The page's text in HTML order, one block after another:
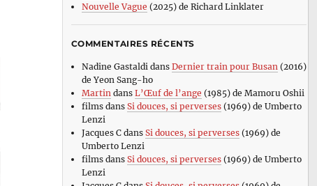
Nouvelle Vague (2025) de Richard Linklater
COMMENTAIRES RÉCENTS
Nadine Gastaldi dans Dernier train pour Busan (2016)
de Yeon Sang-ho
Martin dans L’Œuf de l’ange (1985) de Mamoru Oshii
filmsdans Si douces, si perverses(1969) de Umberto
Lenzi
Jacques Cdans Si douces, si perverses(1969) de
Umberto Lenzi
filmsdans Si douces, si perverses(1969) de Umberto
Lenzi